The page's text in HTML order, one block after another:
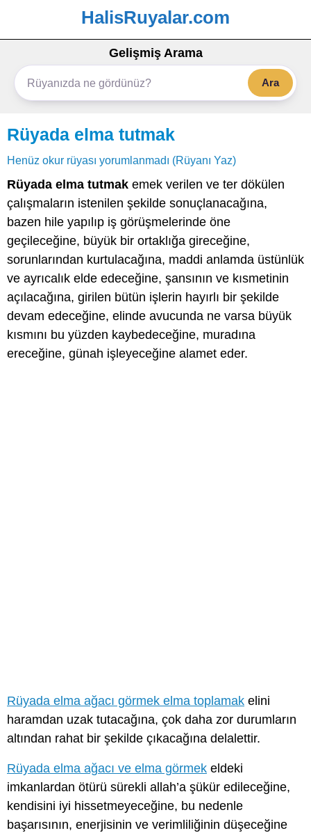
HalisRuyalar.com
Gelişmiş Arama
Ara
Rüyada elma tutmak
Henüz okur rüyası yorumlanmadı (Rüyanı Yaz)
Rüyada elma tutmak emek verilen ve ter dökülen
çalışmaların istenilen şekilde sonuçlanacağına,
bazen hile yapılıp iş görüşmelerinde öne
geçileceğine, büyük bir ortaklığa gireceğine,
sorunlarından kurtulacağına, maddi anlamda üstünlük
ve ayrıcalık elde edeceğine, şansının ve kısmetinin
açılacağına, girilen bütün işlerin hayırlı bir şekilde
devam edeceğine, elinde avucunda ne varsa büyük
kısmını bu yüzden kaybedeceğine, muradına
ereceğine, günah işleyeceğine alamet eder.
Rüyada elma ağacı görmek elma toplamak elini
haramdan uzak tutacağına, çok daha zor durumların
altından rahat bir şekilde çıkacağına delalettir.
Rüyada elma ağacı ve elma görmek eldeki
imkanlardan ötürü sürekli allah’a şükür edileceğine,
kendisini iyi hissetmeyeceğine, bu nedenle
başarısının, enerjisinin ve verimliliğinin düşeceğine